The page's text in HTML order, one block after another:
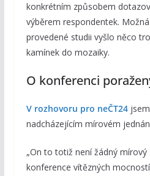
konkrétním způsobem
výběrem respondentek.
provedené studii vyšlo něco
kamínek do mozaiky.
O konferenci
V rozhovoru pro neČT24jsem
nadcházejícím mírovém
„On to totiž není žádný mírový
konference vítězných